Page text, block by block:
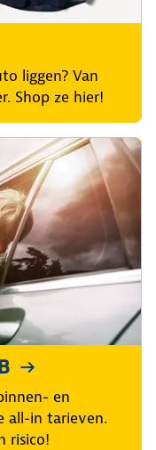
liggen? Van
Shop ze hier!
en
all-in tarieven.
risico!